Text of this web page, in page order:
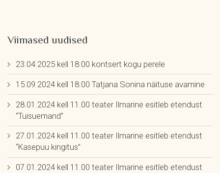
Viimased uudised
23.04.2025 kell 18:00 kontsert kogu perele
15.09.2024 kell 18:00 Tatjana Sonina näituse avamine
28.01.2024 kell 11.00 teater Ilmarine esitleb etendust
“Tuisuemand”
27.01.2024 kell 11.00 teater Ilmarine esitleb etendust
“Kasepuu kingitus”
07.01.2024 kell 11.00 teater Ilmarine esitleb etendust